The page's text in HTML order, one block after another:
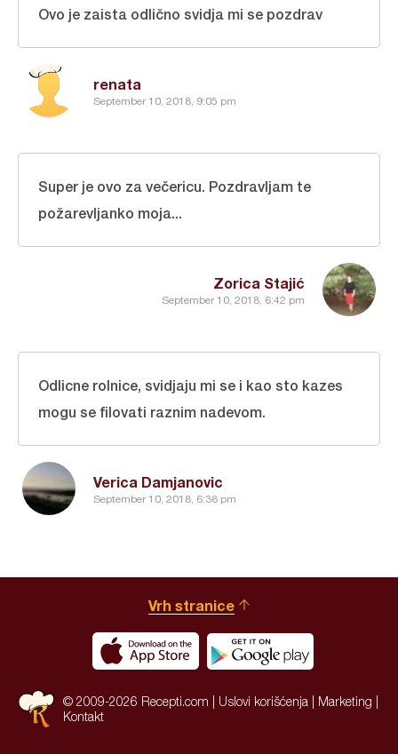
renata
September 10, 2018, 9:05 pm
Ovo je zaista odlično svidja mi se pozdrav
Zorica Stajić
September 10, 2018, 6:42 pm
Super je ovo za večericu. Pozdravljam te
požarevljanko moja...
Verica Damjanovic
September 10, 2018, 6:38 pm
Odlicne rolnice, svidjaju mi se i kao sto kazes
mogu se filovati raznim nadevom.
Vrh stranice
© 2009-2026 Recepti.com | Uslovi korišćenja Marketing
Kontakt